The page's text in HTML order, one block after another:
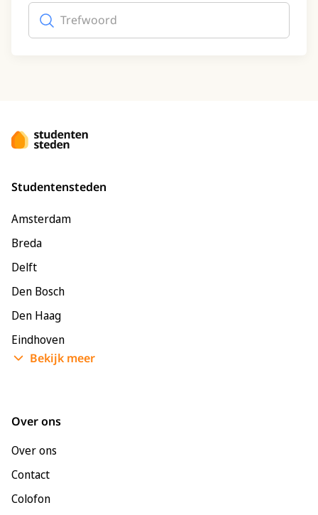
Trefwoord
Studentensteden
Amsterdam
Breda
Delft
Den Bosch
Den Haag
Eindhoven
Enschede
Bekijk meer
Over ons
Over ons
Contact
Colofon